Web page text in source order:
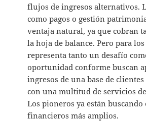
flujos de ingresos alternativos.
como pagos o gestión
ventaja natural, ya que cobran
la hoja de balance. Pero para los
representa tanto un desafío
oportunidad conforme buscan
ingresos de una base de
con una multitud de servicios
Los pioneros ya están buscando
financieros más amplios.